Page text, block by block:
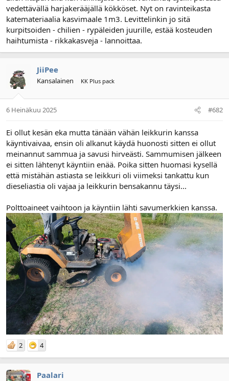
l
o
i
t
t
a
a
ä
ä
r
ä
vedettävällä harjakerääjällä kökköset. Nyt on ravinteikasta
katemateriaalia kasvimaale 1m3. Levittelinkin jo sitä
kurpitsoiden - chilien - rypäleiden juurille, estää kosteuden
haihtumista - rikkakasveja - lannoittaa.
JiiPee
Kansalainen KK Plus pack
6 Heinäkuu 2025 #682
Ei ollut kesän eka mutta tänään vähän leikkurin kanssa
käyntivaivaa, ensin oli alkanut käydä huonosti sitten ei ollut
meinannut sammua ja savusi hirveästi. Sammumisen jälkeen
ei sitten lähtenyt käyntiin enää. Poika sitten huomasi kysellä
että mistähän astiasta se leikkuri oli viimeksi tankattu kun
dieseliastia oli vajaa ja leikkurin bensakannu täysi...
Polttoaineet vaihtoon ja käyntiin lähti savumerkkien kanssa.
2 4
Paalari